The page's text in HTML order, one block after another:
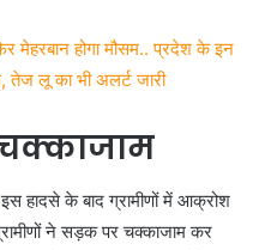
होगा मौसम.. प्रदेश के इन
तेज लू का भी अलर्ट जारी
चक्काजाम
इस हादसे के बाद ग्रामीणों में आक्रोश
ने सड़क पर चक्काजाम कर